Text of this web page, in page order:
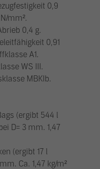
0,9
mm².
0,4 g.
0,91
A1.
WS III.
MBKIb.
(ergibt 544 l
D= 3 mm. 1,47
(ergibt 17 l
Ca. 1,47 kg/m²